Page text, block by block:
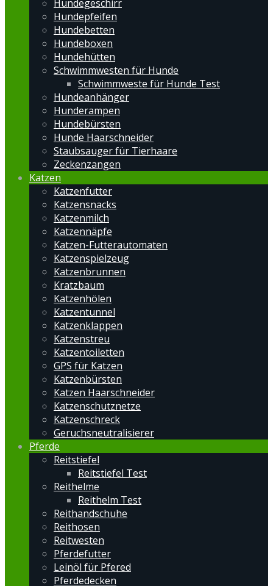
Hundegeschirr
Hundepfeifen
Hundebetten
Hundeboxen
Hundehütten
Schwimmwesten für Hunde
Schwimmweste für Hunde Test
Hundeanhänger
Hunderampen
Hundebürsten
Hunde Haarschneider
Staubsauger für Tierhaare
Zeckenzangen
Katzen
Katzenfutter
Katzensnacks
Katzenmilch
Katzennäpfe
Katzen-Futterautomaten
Katzenspielzeug
Katzenbrunnen
Kratzbaum
Katzenhölen
Katzentunnel
Katzenklappen
Katzenstreu
Katzentoiletten
GPS für Katzen
Katzenbürsten
Katzen Haarschneider
Katzenschutznetze
Katzenschreck
Geruchsneutralisierer
Pferde
Reitstiefel
Reitstiefel Test
Reithelme
Reithelm Test
Reithandschuhe
Reithosen
Reitwesten
Pferdefutter
Leinöl für Pfered
Pferdedecken